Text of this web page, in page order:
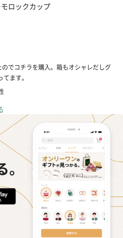
モロックカップ
でコチラを購入。箱もオシャレだしグ
ます。